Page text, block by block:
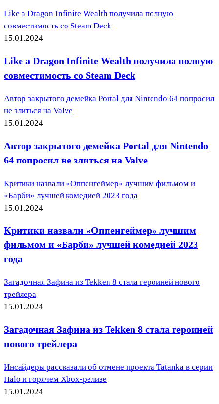
Like a Dragon Infinite Wealth получила полную
совместимость со Steam Deck
15.01.2024
Like a Dragon Infinite Wealth получила полную
совместимость со Steam Deck
Автор закрытого демейка Portal для Nintendo 64 попросил
не злиться на Valve
15.01.2024
Автор закрытого демейка Portal для Nintendo
64 попросил не злиться на Valve
Критики назвали «Оппенгеймер» лучшим фильмом и
«Барби» лучшей комедией 2023 года
15.01.2024
Критики назвали «Оппенгеймер» лучшим
фильмом и «Барби» лучшей комедией 2023
года
Загадочная Зафина из Tekken 8 стала героиней нового
трейлера
15.01.2024
Загадочная Зафина из Tekken 8 стала героиней
нового трейлера
Инсайдеры рассказали об отмене проекта Tatanka в серии
Halo и горячем Xbox-релизе
15.01.2024